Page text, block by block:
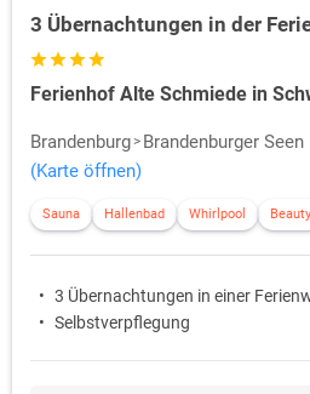
3 Übernachtungen in der
Ferienhof Alte Schmiede in
Brandenburg
Brandenburger Seen
(Karte öffnen)
Sauna Hallenbad Whirlpool Beauty
3 Übernachtungen in einer
Selbstverpflegung